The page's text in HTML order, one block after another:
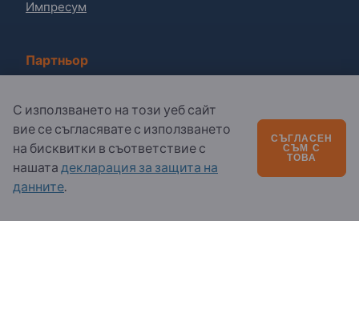
Импресум
Партньор
Абониране за бюлетина
Въпроси?
С използването на този уеб сайт
вие се съгласявате с използването
на бисквитки в съответствие с
нашата декларация за защита на
данните.
СЪГЛАСЕН
СЪМ С
ТОВА